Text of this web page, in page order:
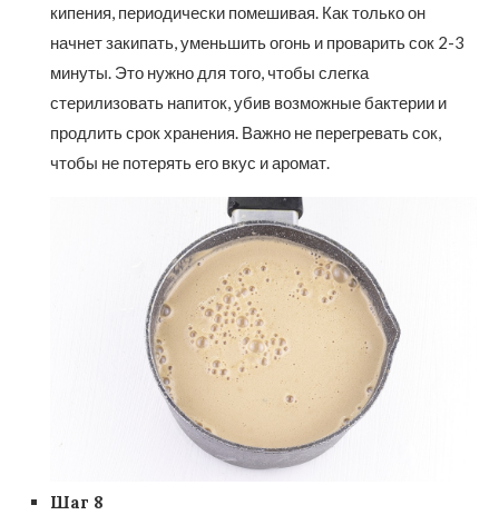
кипения, периодически помешивая. Как только он
начнет закипать, уменьшить огонь и проварить сок 2-3
минуты. Это нужно для того, чтобы слегка
стерилизовать напиток, убив возможные бактерии и
продлить срок хранения. Важно не перегревать сок,
чтобы не потерять его вкус и аромат.
Шаг 8